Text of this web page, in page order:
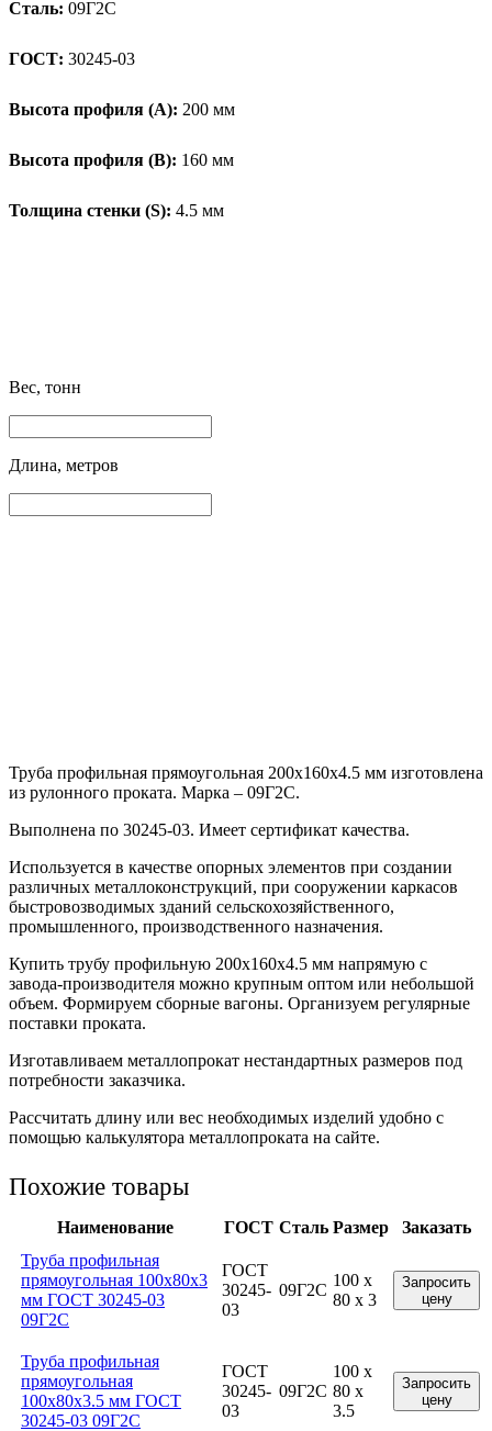
Сталь: 09Г2С
ГОСТ: 30245-03
Высота профиля (А): 200 мм
Высота профиля (B): 160 мм
Толщина стенки (S): 4.5 мм
Вес, тонн
Длина, метров
Труба профильная прямоугольная 200х160х4.5 мм изготовлена
из рулонного проката. Марка – 09Г2С.
Выполнена по 30245-03. Имеет сертификат качества.
Используется в качестве опорных элементов при создании
различных металлоконструкций, при сооружении каркасов
быстровозводимых зданий сельскохозяйственного,
промышленного, производственного назначения.
Купить трубу профильную 200х160х4.5 мм напрямую с
завода-производителя можно крупным оптом или небольшой
объем. Формируем сборные вагоны. Организуем регулярные
поставки проката.
Изготавливаем металлопрокат нестандартных размеров под
потребности заказчика.
Рассчитать длину или вес необходимых изделий удобно с
помощью калькулятора металлопроката на сайте.
Похожие товары
Наименование ГОСТ Сталь Размер
Заказать
Труба профильная
прямоугольная 100x80x3
мм ГОСТ 30245-03
09Г2С
ГОСТ
30245-
03
09Г2С
100 x
80 x 3
Запросить
цену
Труба профильная
прямоугольная
100x80x3.5 мм ГОСТ
30245-03 09Г2С
ГОСТ
30245-
03
09Г2С
100 x
80 x
3.5
Запросить
цену